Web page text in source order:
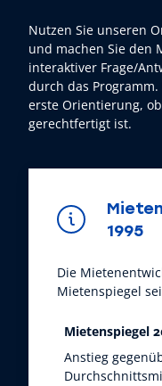
Nutzen Sie unseren
und machen Sie den
interaktiver Frage/
durch das
erste Orientierung,
gerechtfertigt ist.
1995
Die
Mietenspiegel
Mietenspiegel
Anstieg